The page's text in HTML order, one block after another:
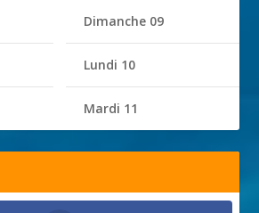
Dimanche 09
Lundi 10
Mardi 11